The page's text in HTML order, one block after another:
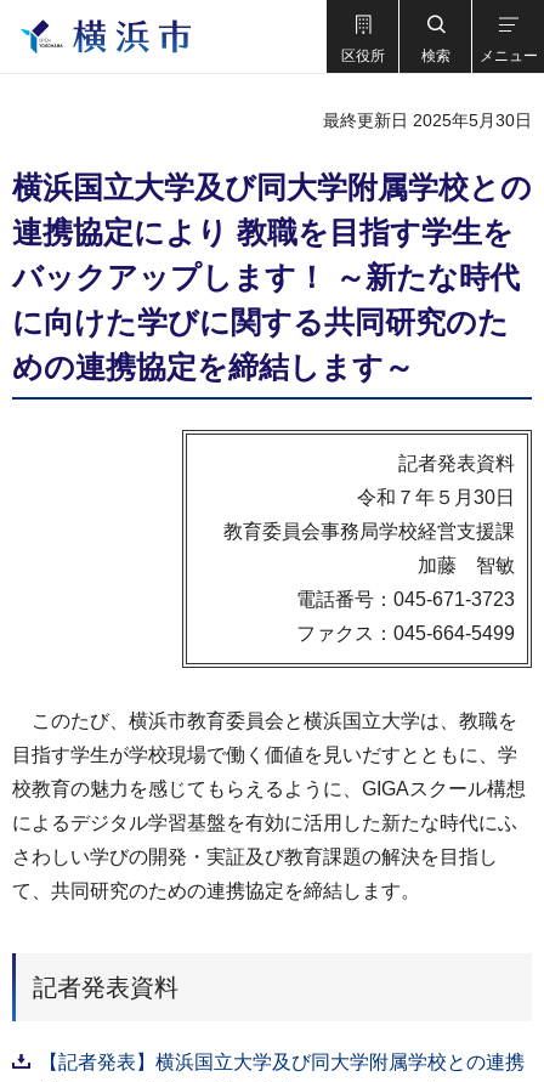
区役所 検索 メニュー
最終更新日 2025年5月30日
横浜国立大学及び同大学附属学校との
連携協定により 教職を目指す学生を
バックアップします！ ～新たな時代
に向けた学びに関する共同研究のた
めの連携協定を締結します～
記者発表資料
令和７年５月30日
教育委員会事務局学校経営支援課
加藤 智敏
電話番号：045-671-3723
ファクス：045-664-5499
このたび、横浜市教育委員会と横浜国立大学は、教職を
目指す学生が学校現場で働く価値を見いだすとともに、学
校教育の魅力を感じてもらえるように、GIGAスクール構想
によるデジタル学習基盤を有効に活用した新たな時代にふ
さわしい学びの開発・実証及び教育課題の解決を目指し
て、共同研究のための連携協定を締結します。
記者発表資料
【記者発表】横浜国立大学及び同大学附属学校との連携